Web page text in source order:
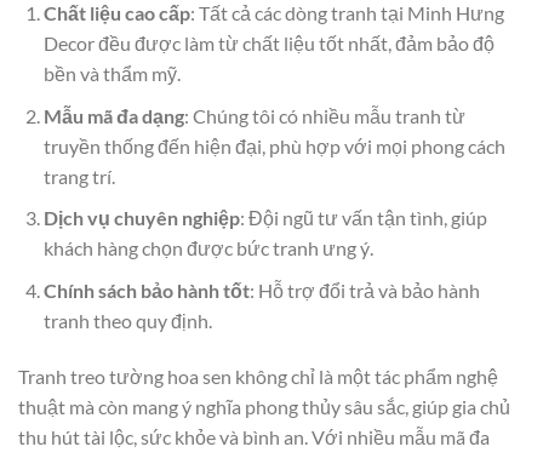
Chất liệu cao cấp: Tất cả các dòng tranh tại Minh Hưng
Decor đều được làm từ chất liệu tốt nhất, đảm bảo độ
bền và thẩm mỹ.
Mẫu mã đa dạng: Chúng tôi có nhiều mẫu tranh từ
truyền thống đến hiện đại, phù hợp với mọi phong cách
trang trí.
Dịch vụ chuyên nghiệp: Đội ngũ tư vấn tận tình, giúp
khách hàng chọn được bức tranh ưng ý.
Chính sách bảo hành tốt: Hỗ trợ đổi trả và bảo hành
tranh theo quy định.
Tranh treo tường hoa sen không chỉ là một tác phẩm nghệ
thuật mà còn mang ý nghĩa phong thủy sâu sắc, giúp gia chủ
thu hút tài lộc, sức khỏe và bình an. Với nhiều mẫu mã đa